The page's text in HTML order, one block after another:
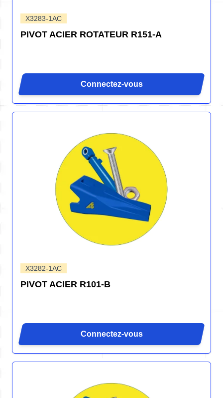
X3283-1AC
PIVOT ACIER ROTATEUR R151-A
Connectez-vous
X3282-1AC
PIVOT ACIER R101-B
Connectez-vous